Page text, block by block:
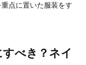
点に置いた服装をす
べき？ネイ